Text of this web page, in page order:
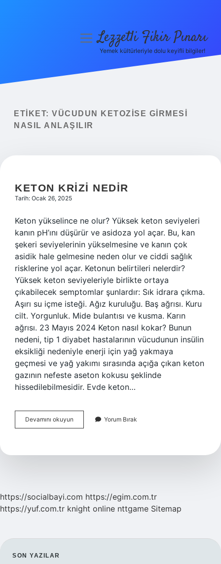
Yasal Uyarı
menüyüLezzetli Fikir Pınarı
Yemek kültürleriyle dolu keyifli bilgiler!
ETIKET: VÜCUDUN KETOZISE GIRMESI
NASIL ANLAŞILIR
KETON KRIZI NEDIR
Tarih: Ocak 26, 2025
Keton yükselince ne olur? Yüksek keton seviyeleri
kanın pH’ını düşürür ve asidoza yol açar. Bu, kan
şekeri seviyelerinin yükselmesine ve kanın çok
asidik hale gelmesine neden olur ve ciddi sağlık
risklerine yol açar. Ketonun belirtileri nelerdir?
Yüksek keton seviyeleriyle birlikte ortaya
çıkabilecek semptomlar şunlardır: Sık idrara çıkma.
Aşırı su içme isteği. Ağız kuruluğu. Baş ağrısı. Kuru
cilt. Yorgunluk. Mide bulantısı ve kusma. Karın
ağrısı. 23 Mayıs 2024 Keton nasıl kokar? Bunun
nedeni, tip 1 diyabet hastalarının vücudunun insülin
eksikliği nedeniyle enerji için yağ yakmaya
geçmesi ve yağ yakımı sırasında açığa çıkan keton
gazının nefeste aseton kokusu şeklinde
hissedilebilmesidir. Evde keton…
Devamını okuyun
Krizi
Yorum Bırak
https://socialbayi.com https://egim.com.tr
https://yuf.com.tr knight online nttgame Sitemap
SON YAZILAR